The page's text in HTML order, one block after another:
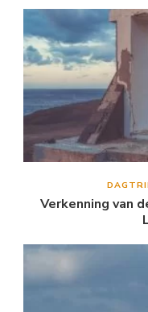
Verkenning van